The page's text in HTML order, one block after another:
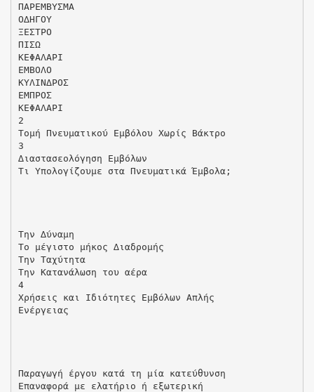
ΠΑΡΕΜΒΥΣΜΑ
Ο∆ΗΓΟΥ
ΞΕΣΤΡΟ
ΠΙΣΩ
ΚΕΦΑΛΑΡΙ
ΕΜΒΟΛΟ
ΚΥΛΙΝ∆ΡΟΣ
ΕΜΠΡΟΣ
ΚΕΦΑΛΑΡΙ
2
Τοµή Πνευµατικού Εµβόλου Χωρίς Βάκτρο
3
∆ιαστασεολόγηση Εµβόλων
Τι Υπολογίζουµε στα Πνευµατικά Έµβολα;
Την ∆ύναµη
Το µέγιστο µήκος ∆ιαδροµής
Την Ταχύτητα
Την Κατανάλωση του αέρα
4
Χρήσεις και Ιδιότητες Εµβόλων Απλής
Ενέργειας
Παραγωγή έργου κατά τη µία κατεύθυνση
Επαναφορά µε ελατήριο ή εξωτερική